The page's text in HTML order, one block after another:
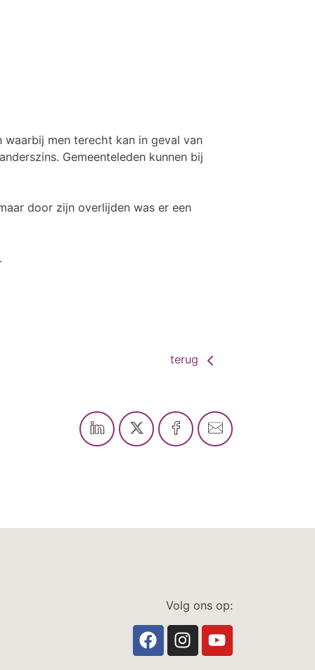
men terecht kan in geval van
Gemeenteleden kunnen bij
door zijn overlijden was er een
terug
Volg ons op: